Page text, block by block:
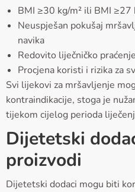
BMI ≥30 kg/m² ili BMI ≥27
Neuspješan pokušaj
navika
Redovito liječničko praćenje
Procjena koristi i rizika za
Svi lijekovi za mršavljenje
kontraindikacije, stoga je
tijekom cijelog perioda
Dijetetski
proizvodi
Dijetetski dodaci mogu biti